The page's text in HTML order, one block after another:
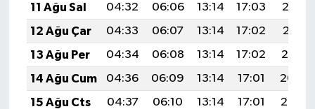
11 Ağu Sal
04:32 06:06 13:14 17:03
20:12
12 Ağu Çar
04:33 06:07 13:14 17:02
20:11
13 Ağu Per
04:34 06:08 13:14 17:02
20:10
14 Ağu Cum
04:36 06:09 13:14 17:01
20:09
15 Ağu Cts
04:37 06:10 13:14 17:01
20:07